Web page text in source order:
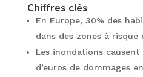
Chiffres clés
En Europe, 30% des
dans des zones à risque
Les inondations
d’euros de dommages